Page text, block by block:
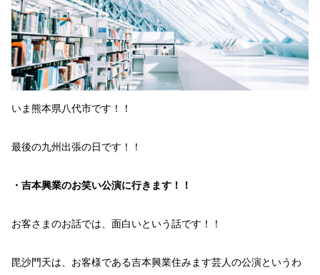
いま熊本県八代市です！！
最後の九州出張の日です！！
・吉本興業のお笑い公演に行きます！！
お客さまのお話では、 面白いという話です！！
毘沙門天は、 お客様である吉本興業住みます芸人の公演というわ